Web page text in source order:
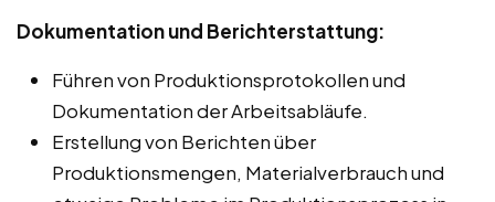
Dokumentation und Berichterstattung:
Führen von Produktionsprotokollen und
Dokumentation der Arbeitsabläufe.
Erstellung von Berichten über
Produktionsmengen, Materialverbrauch und